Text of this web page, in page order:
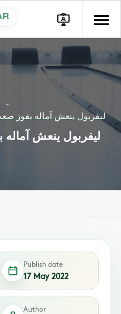
ليفربول ينعش آماله بفوز
ليفربول ينعش
Publish date
17 May 2022
Author